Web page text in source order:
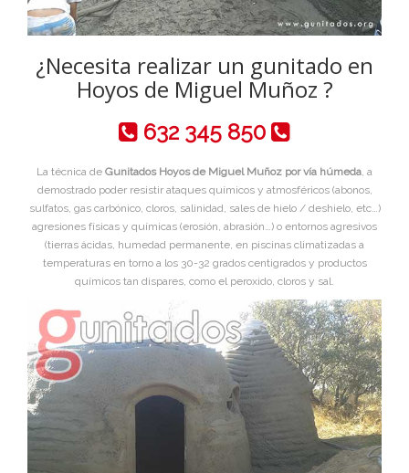
¿Necesita realizar un gunitado en
Hoyos de Miguel Muñoz ?
632 345 850
La técnica de Gunitados Hoyos de Miguel Muñoz por vía húmeda, a
demostrado poder resistir ataques químicos y atmosféricos (abonos,
sulfatos, gas carbónico, cloros, salinidad, sales de hielo / deshielo, etc…)
agresiones físicas y químicas (erosión, abrasión…) o entornos agresivos
(tierras ácidas, humedad permanente, en piscinas climatizadas a
temperaturas en torno a los 30-32 grados centigrados y productos
químicos tan dispares, como el peroxido, cloros y sal.